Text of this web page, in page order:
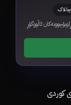
چالاک
ئاڵووگۆڕ
کوردی